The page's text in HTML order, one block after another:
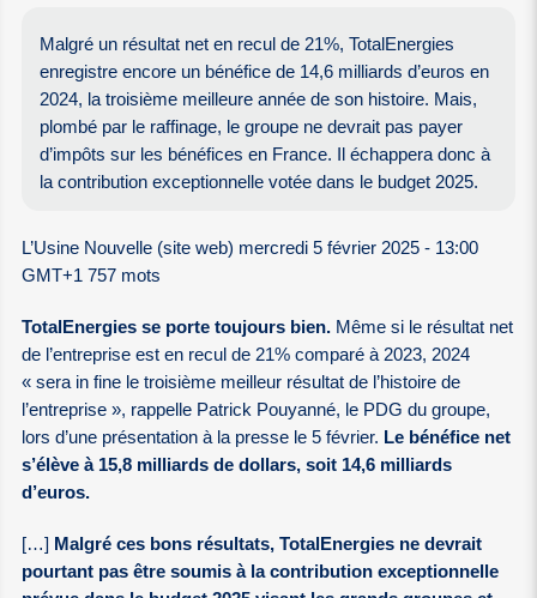
Malgré un résultat net en recul de 21%, TotalEnergies
enregistre encore un bénéfice de 14,6 milliards d’euros en
2024, la troisième meilleure année de son histoire. Mais,
plombé par le raffinage, le groupe ne devrait pas payer
d’impôts sur les bénéfices en France. Il échappera donc à
la contribution exceptionnelle votée dans le budget 2025.
L’Usine Nouvelle (site web) mercredi 5 février 2025 - 13:00
GMT+1 757 mots
TotalEnergies se porte toujours bien. Même si le résultat net
de l’entreprise est en recul de 21% comparé à 2023, 2024
« sera in fine le troisième meilleur résultat de l’histoire de
l’entreprise », rappelle Patrick Pouyanné, le PDG du groupe,
lors d’une présentation à la presse le 5 février. Le bénéfice net
s’élève à 15,8 milliards de dollars, soit 14,6 milliards
d’euros.
[…] Malgré ces bons résultats, TotalEnergies ne devrait
pourtant pas être soumis à la contribution exceptionnelle